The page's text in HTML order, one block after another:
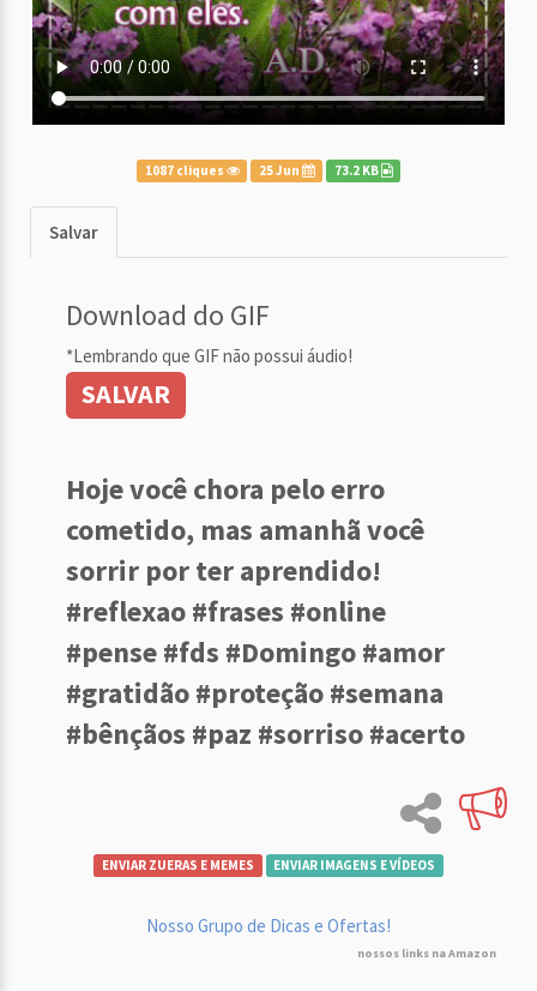
1087 cliques 25 Jun 73.2 KB
Salvar
Download do GIF
*Lembrando que GIF não possui áudio!
SALVAR
Hoje você chora pelo erro
cometido, mas amanhã você
sorrir por ter aprendido!
#reflexao #frases #online
#pense #fds #Domingo #amor
#gratidão #proteção #semana
#bênçãos #paz #sorriso #acerto
ENVIAR ZUERAS E MEMES ENVIAR IMAGENS E VÍDEOS
Nosso Grupo de Dicas e Ofertas!
nossos links na Amazon